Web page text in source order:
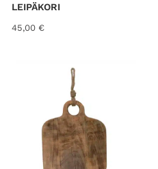
LEIPÄKORI
45,00 €